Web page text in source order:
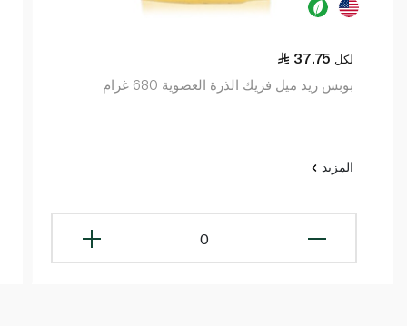
37.75 لكل
بوبس ريد ميل فريك الذرة العضوية 680 غرام
المزيد
0